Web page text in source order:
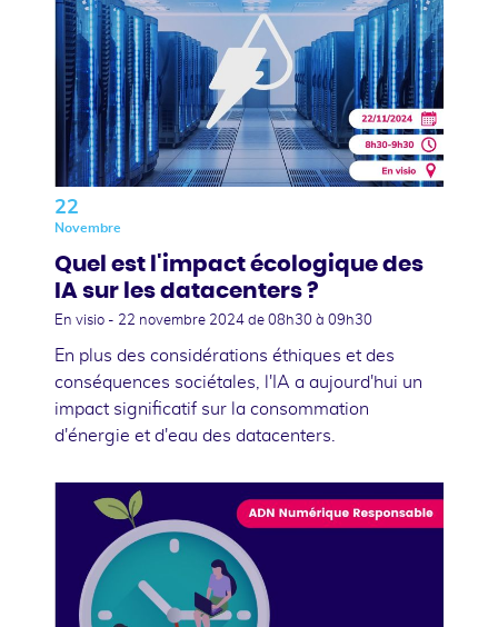
22
Novembre
Quel est l'impact écologique des
IA sur les datacenters ?
En visio - 22 novembre 2024 de 08h30 à 09h30
En plus des considérations éthiques et des
conséquences sociétales, l'IA a aujourd'hui un
impact significatif sur la consommation
d'énergie et d'eau des datacenters.